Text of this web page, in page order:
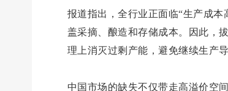
报道指出，全行业正面临“生产成
盖采摘、酿造和存储成本。因此，
理上消灭过剩产能，避免继续生产
中国市场的缺失不仅带走高溢价空